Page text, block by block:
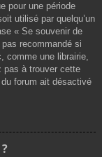
pour une période
utilisé par quelqu’un
« Se souvenir de
recommandé si
comme une librairie,
pas à trouver cette
forum ait désactivé